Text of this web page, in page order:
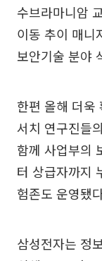
수브라마니암
이동 추이 매니
보안기술 분야
한편 올해 더욱
서치 연구진들
함께 사업부의
터 상급자까지
험존도 운영됐
삼성전자는 정